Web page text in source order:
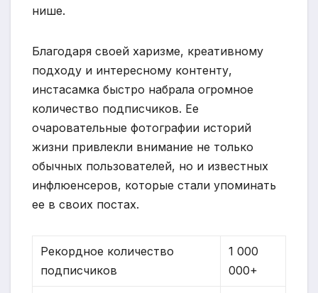
нише.
Благодаря своей харизме, креативному
подходу и интересному контенту,
инстасамка быстро набрала огромное
количество подписчиков. Ее
очаровательные фотографии историй
жизни привлекли внимание не только
обычных пользователей, но и известных
инфлюенсеров, которые стали упоминать
ее в своих постах.
Рекордное количество
подписчиков
1 000
000+